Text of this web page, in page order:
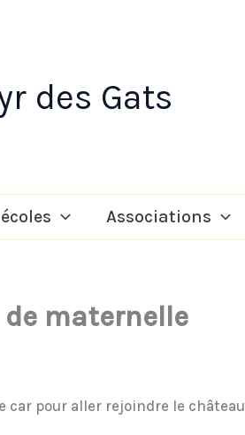
des Gats
Associations
maternelle
pour aller rejoindre le